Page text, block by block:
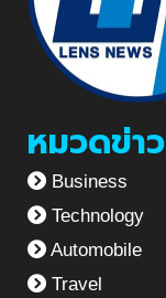
หมวดข่าว
Business
Technology
Automobile
Travel